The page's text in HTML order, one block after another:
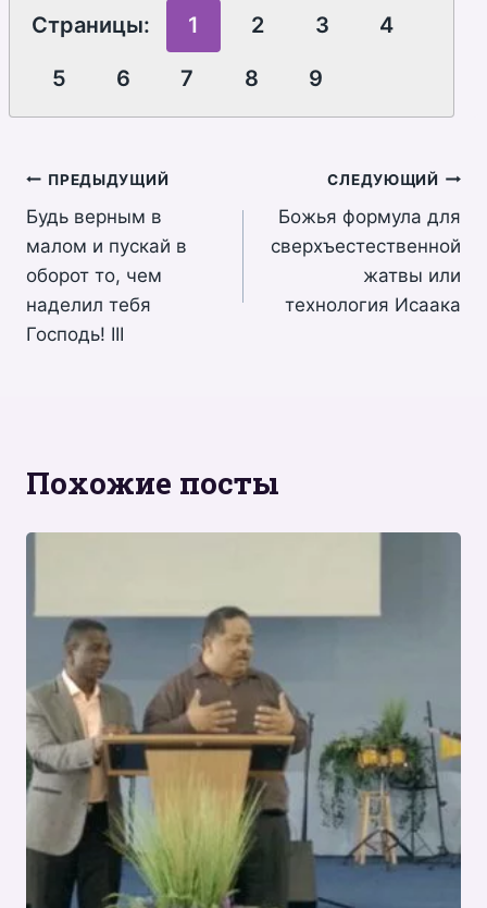
Страницы: 1 2 3 4
5 6 7 8 9
Навигация
по
записям
ПРЕДЫДУЩИЙ
Будь верным в
малом и пускай в
оборот то, чем
наделил тебя
Господь! III
СЛЕДУЮЩИЙ
Божья формула для
сверхъестественной
жатвы или
технология Исаака
Похожие посты